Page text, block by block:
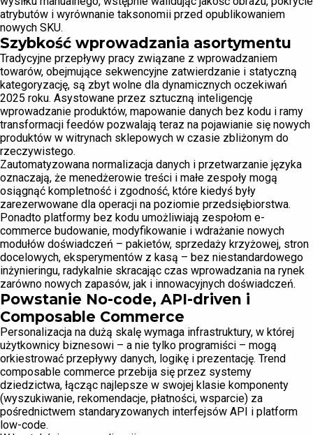
atrybutów i wyrównanie taksonomii przed opublikowaniem
nowych SKU.
Szybkość wprowadzania asortymentu
Tradycyjne przepływy pracy związane z wprowadzaniem
towarów, obejmujące sekwencyjne zatwierdzanie i statyczną
kategoryzację, są zbyt wolne dla dynamicznych oczekiwań
2025 roku. Asystowane przez sztuczną inteligencję
wprowadzanie produktów, mapowanie danych bez kodu i ramy
transformacji feedów pozwalają teraz na pojawianie się nowych
produktów w witrynach sklepowych w czasie zbliżonym do
rzeczywistego.
Zautomatyzowana normalizacja danych i przetwarzanie języka
oznaczają, że menedżerowie treści i małe zespoły mogą
osiągnąć kompletność i zgodność, które kiedyś były
zarezerwowane dla operacji na poziomie przedsiębiorstwa.
Ponadto platformy bez kodu umożliwiają zespołom e-
commerce budowanie, modyfikowanie i wdrażanie nowych
modułów doświadczeń – pakietów, sprzedaży krzyżowej, stron
docelowych, eksperymentów z kasą – bez niestandardowego
inżynieringu, radykalnie skracając czas wprowadzania na rynek
zarówno nowych zapasów, jak i innowacyjnych doświadczeń.
Powstanie No-code, API-driven i
Composable Commerce
Personalizacja na dużą skalę wymaga infrastruktury, w której
użytkownicy biznesowi – a nie tylko programiści – mogą
orkiestrować przepływy danych, logikę i prezentację. Trend
composable commerce przebija się przez systemy
dziedzictwa, łącząc najlepsze w swojej klasie komponenty
(wyszukiwanie, rekomendacje, płatności, wsparcie) za
pośrednictwem standaryzowanych interfejsów API i platform
low-code.